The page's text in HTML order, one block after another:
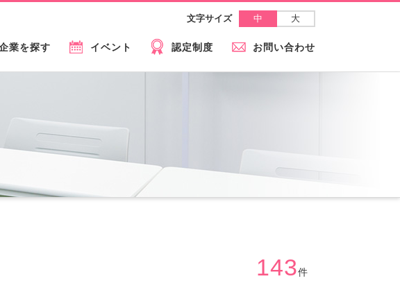
文字サイズ 中 大
業を探す イベント 認定制度 お問い合わせ
143件